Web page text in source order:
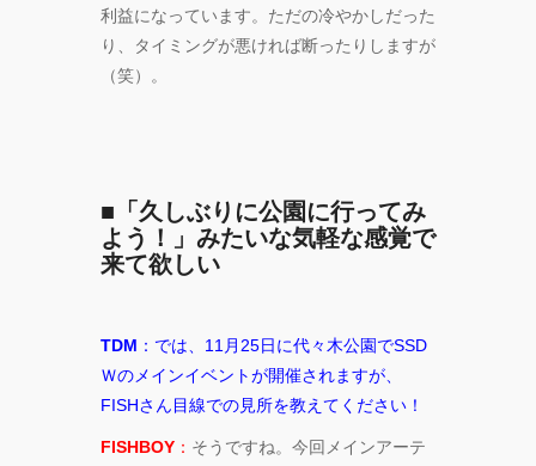
利益になっています。ただの冷やかしだった
り、タイミングが悪ければ断ったりしますが
（笑）。
■「久しぶりに公園に行ってみ
よう！」みたいな気軽な感覚で
来て欲しい
TDM ：では、11月25日に代々木公園でSSD
Ｗのメインイベントが開催されますが、
FISHさん目線での見所を教えてください！
FISHBOY ： そうですね。今回メインアーテ